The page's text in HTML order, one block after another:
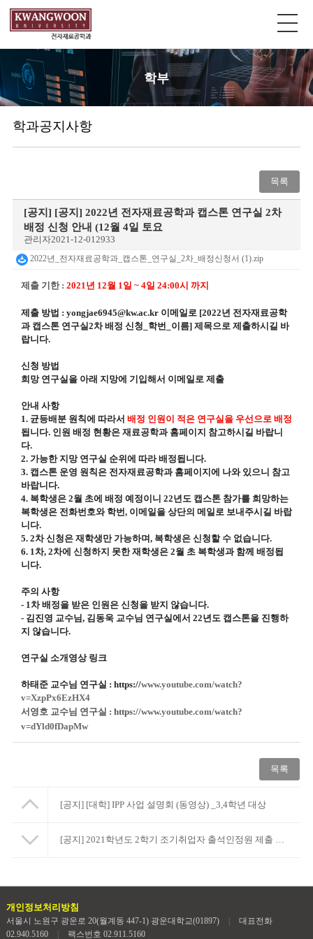
학부
학과공지사항
목록
[공지] [공지] 2022년 전자재료공학과 캡스톤 연구실 2차
배정 신청 안내 (12월 4일 토요
관리자2021-12-012933
2022년_전자재료공학과_캡스톤_연구실_2차_배정신청서 (1).zip
제출 기한 : 2021년 12월 1일 ~ 4일 24:00시 까지
제출 방법 : yongjae6945@kw.ac.kr 이메일로 [2022년 전자재료공학
과 캡스톤 연구실2차 배정 신청_학번_이름] 제목으로 제출하시길 바
랍니다.
신청 방법
희망 연구실을 아래 지망에 기입해서 이메일로 제출
안내 사항
1. 균등배분 원칙에 따라서 배정 인원이 적은 연구실을 우선으로 배정
됩니다. 인원 배정 현황은 재료공학과 홈페이지 참고하시길 바랍니
다.
2. 가능한 지망 연구실 순위에 따라 배정됩니다.
3. 캡스톤 운영 원칙은 전자재료공학과 홈페이지에 나와 있으니 참고
바랍니다.
4. 복학생은 2월 초에 배정 예정이니 22년도 캡스톤 참가를 희망하는
복학생은 전화번호와 학번, 이메일을 상단의 메일로 보내주시길 바랍
니다.
5. 2차 신청은 재학생만 가능하며, 복학생은 신청할 수 없습니다.
6. 1차, 2차에 신청하지 못한 재학생은 2월 초 복학생과 함께 배정됩
니다.
주의 사항
- 1차 배정을 받은 인원은 신청을 받지 않습니다.
- 김진영 교수님, 김동욱 교수님 연구실에서 22년도 캡스톤을 진행하
지 않습니다.
연구실 소개영상 링크
하태준 교수님 연구실 : https://www.youtube.com/watch?
v=XzpPx6EzHX4
서영호 교수님 연구실 : https://www.youtube.com/watch?
v=dYld0fDapMw
목록
[공지] [대학] IPP 사업 설명회 (동영상) _3,4학년 대상
[공지] 2021학년도 2학기 조기취업자 출석인정원 제출 안내 (2차)
개인정보처리방침
서울시 노원구 광운로 20(월계동 447-1) 광운대학교(01897)
대표전화
02.940.5160
팩스번호 02.911.5160